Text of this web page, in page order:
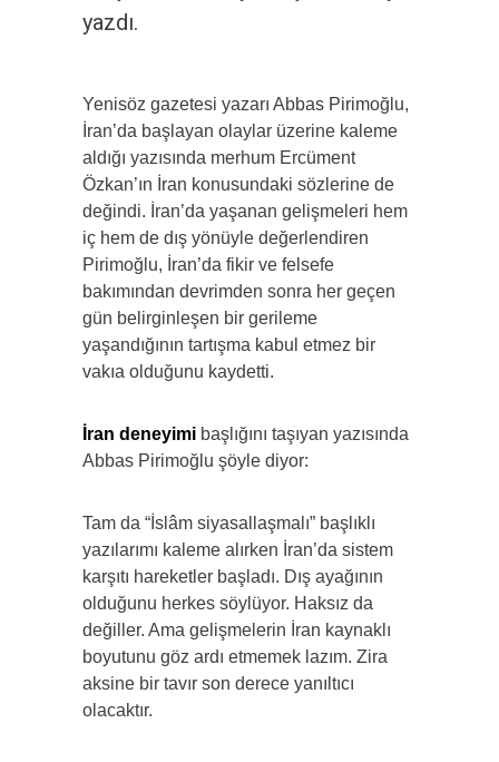
yazdı.
Yenisöz gazetesi yazarı Abbas Pirimoğlu,
İran’da başlayan olaylar üzerine kaleme
aldığı yazısında merhum Ercüment
Özkan’ın İran konusundaki sözlerine de
değindi. İran’da yaşanan gelişmeleri hem
iç hem de dış yönüyle değerlendiren
Pirimoğlu, İran’da fikir ve felsefe
bakımından devrimden sonra her geçen
gün belirginleşen bir gerileme
yaşandığının tartışma kabul etmez bir
vakıa olduğunu kaydetti.
İran deneyimi başlığını taşıyan yazısında
Abbas Pirimoğlu şöyle diyor:
Tam da “İslâm siyasallaşmalı” başlıklı
yazılarımı kaleme alırken İran’da sistem
karşıtı hareketler başladı. Dış ayağının
olduğunu herkes söylüyor. Haksız da
değiller. Ama gelişmelerin İran kaynaklı
boyutunu göz ardı etmemek lazım. Zira
aksine bir tavır son derece yanıltıcı
olacaktır.